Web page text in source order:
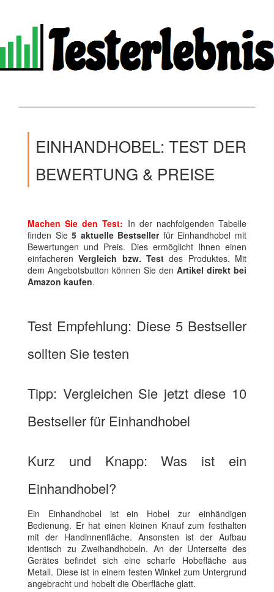
EINHANDHOBEL: TEST DER
BEWERTUNG & PREISE
Machen Sie den Test: In der nachfolgenden Tabelle
finden Sie5 aktuelle Bestsellerfür Einhandhobel mit
Bewertungen und Preis. Dies ermöglicht Ihnen einen
einfacherenVergleich bzw. Test des Produktes. Mit
dem Angebotsbutton können Sie den Artikel direkt bei
Amazon kaufen.
Test Empfehlung: Diese 5 Bestseller
sollten Sie testen
Tipp: Vergleichen Sie jetzt diese 10
Bestseller für Einhandhobel
Kurz und Knapp: Was ist ein
Einhandhobel?
Ein Einhandhobel ist ein Hobel zur einhändigen
Bedienung. Er hat einen kleinen Knauf zum festhalten
mit der Handinnenfläche. Ansonsten ist der Aufbau
identisch zu Zweihandhobeln. An der Unterseite des
Gerätes befindet sich eine scharfe Hobefläche aus
Metall. Diese ist in einem festen Winkel zum Untergrund
angebracht und hobelt die Oberfläche glatt.